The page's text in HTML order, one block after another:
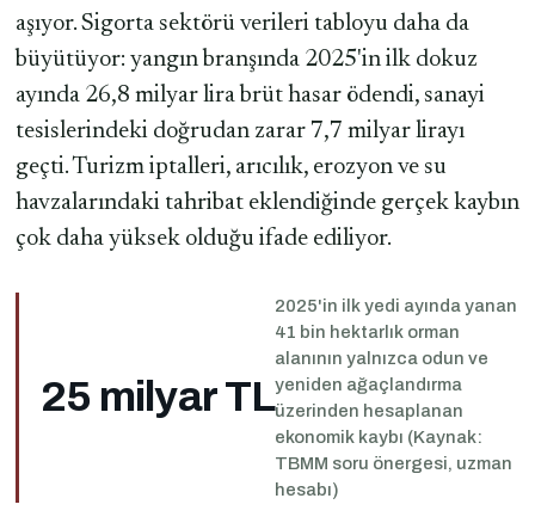
aşıyor. Sigorta sektörü verileri tabloyu daha da
büyütüyor: yangın branşında 2025'in ilk dokuz
ayında 26,8 milyar lira brüt hasar ödendi, sanayi
tesislerindeki doğrudan zarar 7,7 milyar lirayı
geçti. Turizm iptalleri, arıcılık, erozyon ve su
havzalarındaki tahribat eklendiğinde gerçek kaybın
çok daha yüksek olduğu ifade ediliyor.
25 milyar TL
2025'in ilk yedi ayında yanan
41 bin hektarlık orman
alanının yalnızca odun ve
yeniden ağaçlandırma
üzerinden hesaplanan
ekonomik kaybı (Kaynak:
TBMM soru önergesi, uzman
hesabı)